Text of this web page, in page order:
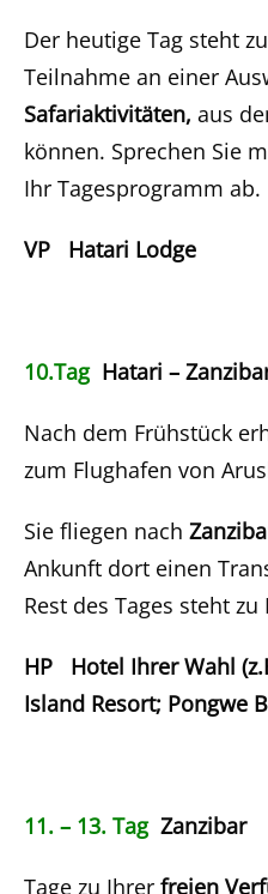
Der heutige Tag steht
Teilnahme an einer
Safariaktivitäten, aus
können. Sprechen Sie
Ihr Tagesprogramm ab.
VP Hatari Lodge
10.TagHatari –
Nach dem Frühstück
zum Flughafen von
Sie fliegen nach
Ankunft dort einen
Rest des Tages steht
HP Hotel Ihrer Wahl
Island Resort; Pongwe
11. – 13. TagZanzibar
Tage zu Ihrer freien